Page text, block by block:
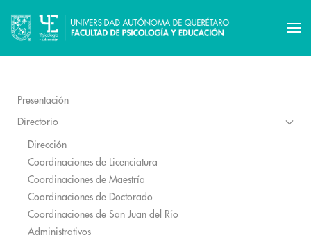
Presentación
Directorio
Dirección
Coordinaciones de Licenciatura
Coordinaciones de Maestría
Coordinaciones de Doctorado
Coordinaciones de San Juan del Río
Administrativos